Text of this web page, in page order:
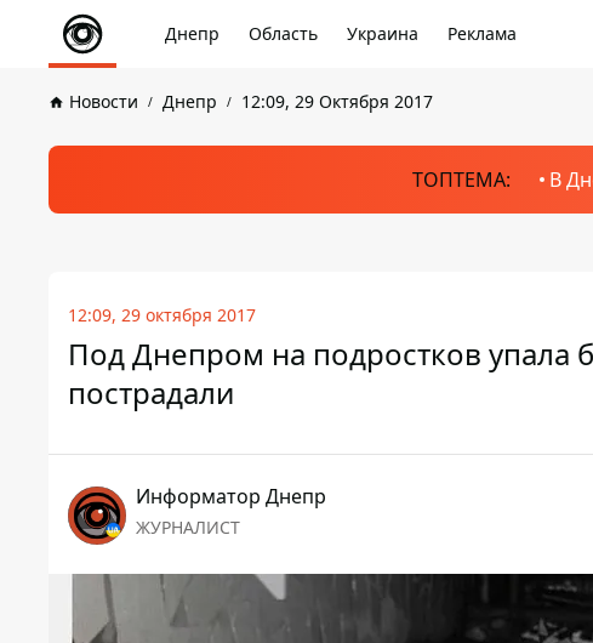
Днепр Область Украина Реклама
Новости Днепр 12:09, 29 Октября 2017
ТОПТЕМА: В
12:09, 29 октября 2017
Под Днепром на подростков упала
пострадали
Информатор Днепр
ЖУРНАЛИСТ